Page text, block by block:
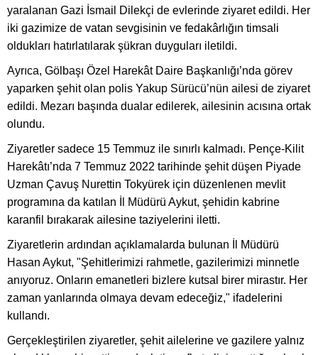
yaralanan Gazi İsmail Dilekçi de evlerinde ziyaret edildi. Her
iki gazimize de vatan sevgisinin ve fedakârlığın timsali
oldukları hatırlatılarak şükran duyguları iletildi.
Ayrıca, Gölbaşı Özel Harekât Daire Başkanlığı’nda görev
yaparken şehit olan polis Yakup Sürücü’nün ailesi de ziyaret
edildi. Mezarı başında dualar edilerek, ailesinin acısına ortak
olundu.
Ziyaretler sadece 15 Temmuz ile sınırlı kalmadı. Pençe-Kilit
Harekâtı’nda 7 Temmuz 2022 tarihinde şehit düşen Piyade
Uzman Çavuş Nurettin Tokyürek için düzenlenen mevlit
programına da katılan İl Müdürü Aykut, şehidin kabrine
karanfil bırakarak ailesine taziyelerini iletti.
Ziyaretlerin ardından açıklamalarda bulunan İl Müdürü
Hasan Aykut, "Şehitlerimizi rahmetle, gazilerimizi minnetle
anıyoruz. Onların emanetleri bizlere kutsal birer mirastır. Her
zaman yanlarında olmaya devam edeceğiz," ifadelerini
kullandı.
Gerçekleştirilen ziyaretler, şehit ailelerine ve gazilere yalnız